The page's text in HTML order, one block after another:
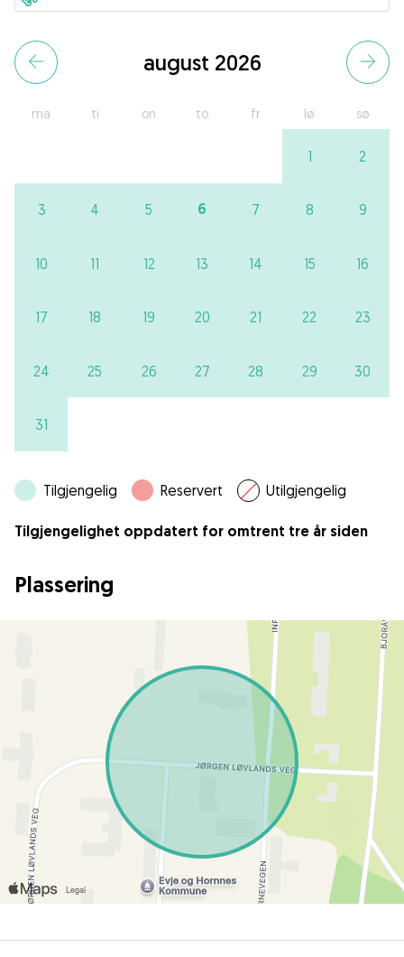
august 2026
ma ti on to fr lø sø
1 2
3 4 5 6 7 8 9
10 11 12 13 14 15 16
17 18 19 20 21 22 23
24 25 26 27 28 29 30
31
Tilgjengelig Reservert Utilgjengelig
Tilgjengelighet oppdatert for omtrent tre år siden
Plassering